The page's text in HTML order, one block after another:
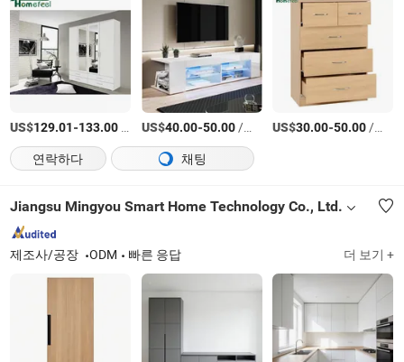
US$129.01-133.00 US$40.00-50.00/상품 US$30.00-50.00/상품
연락하다
채팅
Jiangsu Mingyou Smart Home Technology Co., Ltd.
제조사/공장 ODM 빠른 응답 더 보기 +